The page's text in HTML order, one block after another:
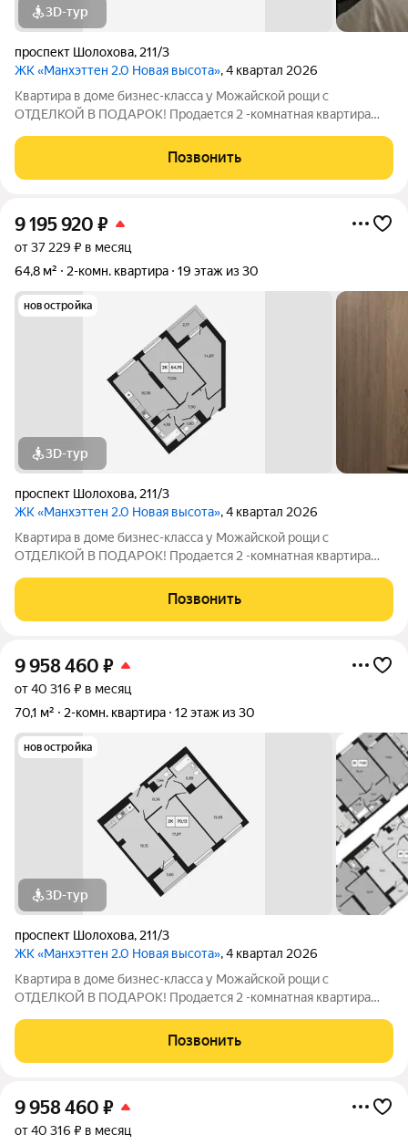
3D-тур
проспект Шолохова, 211/3
ЖК «Манхэттен 2.0 Новая высота», 4 квартал 2026
Квартира в доме бизнес-класса у Можайской рощи с
ОТДЕЛКОЙ В ПОДАРОК! Продается 2 -комнатная квартира
Шолохова 211/3. Дом расположен прямо у Можайской рощи
Позвонить
9 195 920 ₽
от 37 229 ₽ в месяц
64,8 м²
2-комн. квартира 19 этаж из 30
новостройка
3D-тур
проспект Шолохова, 211/3
ЖК «Манхэттен 2.0 Новая высота», 4 квартал 2026
Квартира в доме бизнес-класса у Можайской рощи с
ОТДЕЛКОЙ В ПОДАРОК! Продается 2 -комнатная квартира
Шолохова 211/3. Дом расположен прямо у Можайской рощи
Позвонить
9 958 460 ₽
от 40 316 ₽ в месяц
70,1 м²
2-комн. квартира 12 этаж из 30
новостройка
3D-тур
проспект Шолохова, 211/3
ЖК «Манхэттен 2.0 Новая высота», 4 квартал 2026
Квартира в доме бизнес-класса у Можайской рощи с
ОТДЕЛКОЙ В ПОДАРОК! Продается 2 -комнатная квартира
Шолохова 211/3. Дом расположен прямо у Можайской рощи
Позвонить
9 958 460 ₽
от 40 316 ₽ в месяц